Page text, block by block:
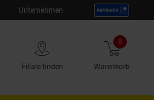
Unternehmen
Filiale finden Warenkorb
0 Artikel